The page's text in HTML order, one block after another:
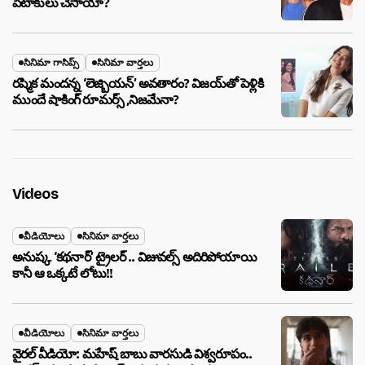
సినిమా గాసిప్స్ సినిమా వార్తలు
రష్మిక మందన్న ‘లెజ్బియన్’ అవతారం? విజయ్‌తో పెళ్లికి
ముందే షాకింగ్ రూమర్స్ ,నిజమేనా?
Videos
వీడియోలు సినిమా వార్తలు
అనుష్క ‘కథనార్’ ట్రైలర్ .. విజువల్స్ అదిరిపోయాయి
కానీ ఆ ఒక్కటే లోటు!!
వీడియోలు సినిమా వార్తలు
వైరల్ వీడియో: మహేష్ బాబు వారసుడి విశ్వరూపం..